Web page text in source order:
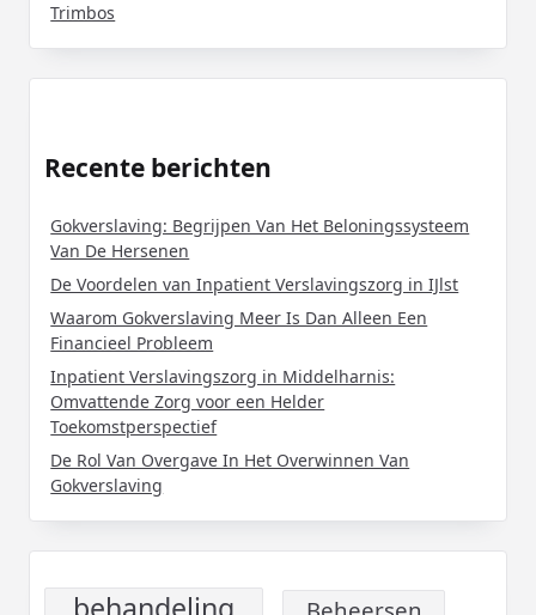
Trimbos
Recente berichten
Gokverslaving: Begrijpen Van Het Beloningssysteem
Van De Hersenen
De Voordelen van Inpatient Verslavingszorg in IJlst
Waarom Gokverslaving Meer Is Dan Alleen Een
Financieel Probleem
Inpatient Verslavingszorg in Middelharnis:
Omvattende Zorg voor een Helder
Toekomstperspectief
De Rol Van Overgave In Het Overwinnen Van
Gokverslaving
behandeling